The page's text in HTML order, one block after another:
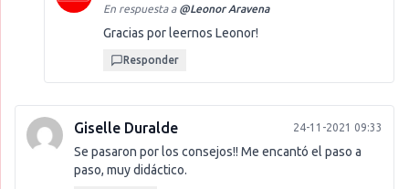
En respuesta a @Leonor Aravena
Gracias por leernos Leonor!
Responder
Giselle Duralde 24-11-2021 09:33
Se pasaron por los consejos!! Me encantó el paso a
paso, muy didáctico.